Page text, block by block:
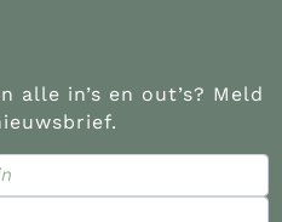
alle in’s en out’s? Meld